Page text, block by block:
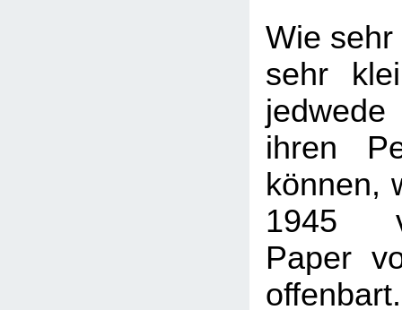
Wie
sehr
ihren
können,
1945
Paper